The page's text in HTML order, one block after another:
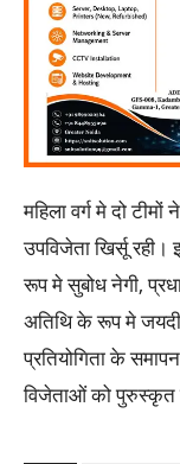
महिला वर्ग मे दो
उपविजेता खिर्सू
रूप मे सुबोध नेगी,
अतिथि के रूप मे
प्रतियोगिता के
विजेताओं को पुरुस्कृत